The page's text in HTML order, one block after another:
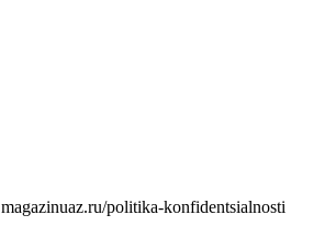
magazinuaz.ru/politika-konfidentsialnosti